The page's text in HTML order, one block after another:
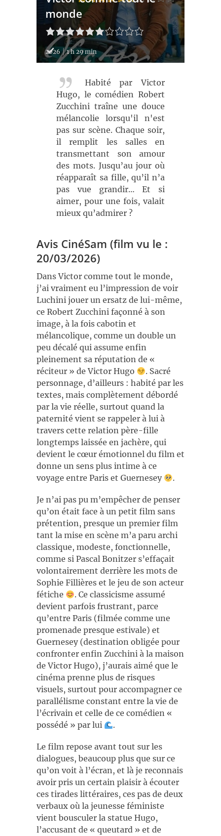
monde
2026 1 h 29 min
Habité par Victor
Hugo, le comédien Robert
Zucchini traîne une douce
mélancolie lorsqu'il n'est
pas sur scène. Chaque soir,
il remplit les salles en
transmettant son amour
des mots. Jusqu’au jour où
réapparaît sa fille, qu’il n’a
pas vue grandir… Et si
aimer, pour une fois, valait
mieux qu’admirer ?
Avis CinéSam (film vu le :
20/03/2026)
Dans Victor comme tout le monde,
j’ai vraiment eu l’impression de voir
Luchini jouer un ersatz de lui-même,
ce Robert Zucchini façonné à son
image, à la fois cabotin et
mélancolique, comme un double un
peu décalé qui assume enfin
pleinement sa réputation de «
réciteur » de Victor Hugo
. Sacré
personnage, d’ailleurs : habité par les
textes, mais complètement débordé
par la vie réelle, surtout quand la
paternité vient se rappeler à lui à
travers cette relation père-fille
longtemps laissée en jachère, qui
devient le cœur émotionnel du film et
donne un sens plus intime à ce
voyage entre Paris et Guernesey
.
Je n’ai pas pu m’empêcher de penser
qu’on était face à un petit film sans
prétention, presque un premier film
tant la mise en scène m’a paru archi
classique, modeste, fonctionnelle,
comme si Pascal Bonitzer s’effaçait
volontairement derrière les mots de
Sophie Fillières et le jeu de son acteur
fétiche
. Ce classicisme assumé
devient parfois frustrant, parce
qu’entre Paris (filmée comme une
promenade presque estivale) et
Guernesey (destination obligée pour
confronter enfin Zucchini à la maison
de Victor Hugo), j’aurais aimé que le
cinéma prenne plus de risques
visuels, surtout pour accompagner ce
parallélisme constant entre la vie de
l’écrivain et celle de ce comédien «
possédé » par lui
.
Le film repose avant tout sur les
dialogues, beaucoup plus que sur ce
qu’on voit à l’écran, et là je reconnais
avoir pris un certain plaisir à écouter
ces tirades littéraires, ces pas de deux
verbaux où la jeunesse féministe
vient bousculer la statue Hugo,
l’accusant de « queutard » et de